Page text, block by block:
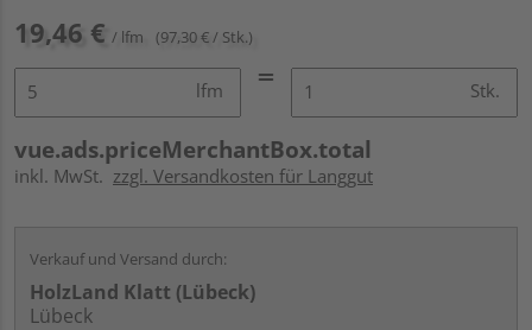
19,46 € / lfm (97,30 € / Stk.)
lfm Stk.
vue.ads.priceMerchantBox.total
inkl. MwSt. zzgl. Versandkosten für Langgut
Verkauf und Versand durch:
HolzLand Klatt (Lübeck)
Lübeck